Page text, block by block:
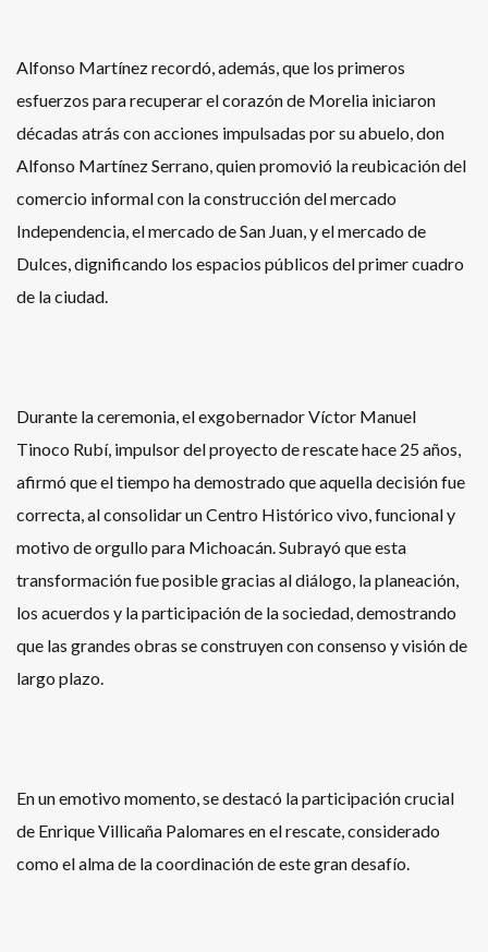
Alfonso Martínez recordó, además, que los primeros
esfuerzos para recuperar el corazón de Morelia iniciaron
décadas atrás con acciones impulsadas por su abuelo, don
Alfonso Martínez Serrano, quien promovió la reubicación del
comercio informal con la construcción del mercado
Independencia, el mercado de San Juan, y el mercado de
Dulces, dignificando los espacios públicos del primer cuadro
de la ciudad.
Durante la ceremonia, el exgobernador Víctor Manuel
Tinoco Rubí, impulsor del proyecto de rescate hace 25 años,
afirmó que el tiempo ha demostrado que aquella decisión fue
correcta, al consolidar un Centro Histórico vivo, funcional y
motivo de orgullo para Michoacán. Subrayó que esta
transformación fue posible gracias al diálogo, la planeación,
los acuerdos y la participación de la sociedad, demostrando
que las grandes obras se construyen con consenso y visión de
largo plazo.
En un emotivo momento, se destacó la participación crucial
de Enrique Villicaña Palomares en el rescate, considerado
como el alma de la coordinación de este gran desafío.